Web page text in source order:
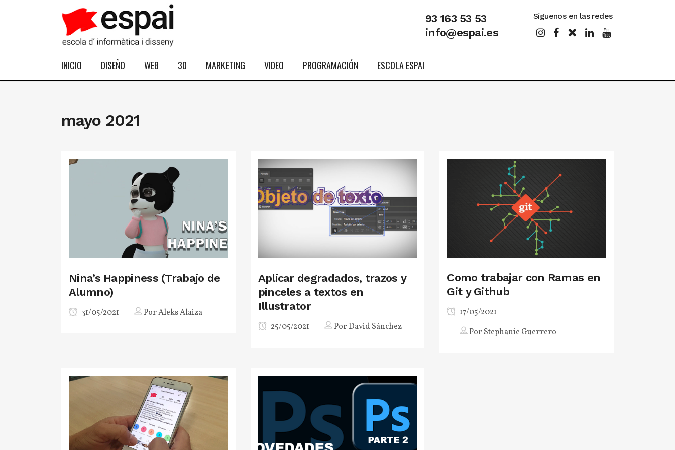
93 163 53 53
info@espai.es
Síguenos en las redes
INICIO DISEÑO WEB 3D MARKETING VIDEO PROGRAMACIÓN ESCOLA ESPAI
mayo 2021
Nina’s Happiness (Trabajo de
Alumno)
31/05/2021 PorAleks Alaiza
Aplicar degradados, trazos y
pinceles a textos en
Illustrator
25/05/2021 PorDavid Sánchez
Como trabajar con Ramas en
Git y Github
17/05/2021
PorStephanie Guerrero